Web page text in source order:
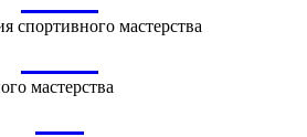
спортивного мастерства
мастерства